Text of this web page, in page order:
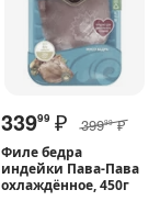
33999 ₽ 39999 ₽
Филе бедра
индейки Пава-Пава
охлаждённое, 450г